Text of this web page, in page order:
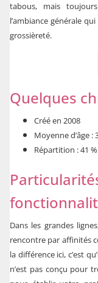
tabous, mais
l’ambiance générale
grossièreté.
Quelques
Créé en 2008
Moyenne d’âge :
Répartition : 41
Dans les grandes
rencontre par affinités
la différence ici, c’est
n’est pas conçu pour